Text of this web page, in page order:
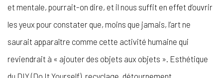
et mentale, pourrait-on dire, et il nous suffit en effet d’ouvrir
les yeux pour constater que, moins que jamais, l’art ne
saurait apparaître comme cette activité humaine qui
reviendrait à « ajouter des objets aux objets ». Esthétique
du DIY (Do It Yourself), recyclage, détournement,